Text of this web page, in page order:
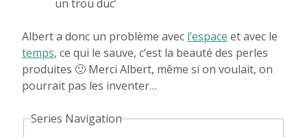
un trou duc’
Albert a donc un problème avec l’espace et avec le
temps, ce qui le sauve, c’est la beauté des perles
produites 🙂 Merci Albert, même si on voulait, on
pourrait pas les inventer…
Series Navigation